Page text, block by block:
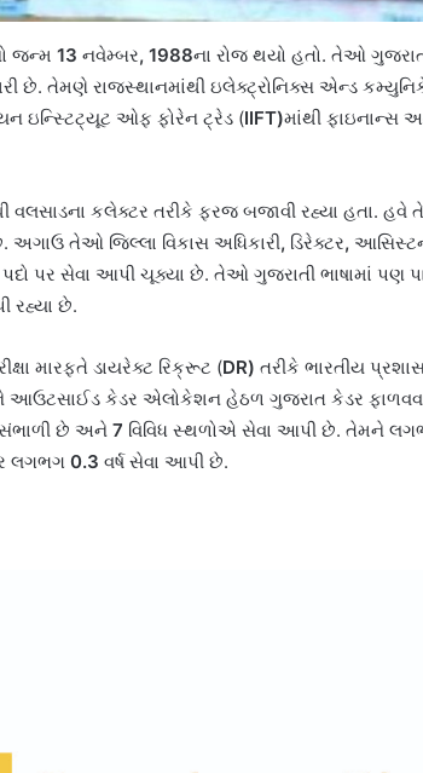
જન્મ 13 નવેમ્બર, 1988ના રોજ થયો હતો. તેઓ
છે. તેમણે રાજસ્થાનમાંથી ઇલેક્ટ્રોનિક્સ એન્ડ
ઇન્સ્ટિટ્યૂટ ઓફ ફોરેન ટ્રેડ (IIFT)માંથી ફાઇનાન્સ
વલસાડના કલેક્ટર તરીકે ફરજ બજાવી રહ્યા હતા. હવે
તેઓ જિલ્લા વિકાસ અધિકારી, ડિરેક્ટર,
પર સેવા આપી ચૂક્યા છે. તેઓ ગુજરાતી ભાષામાં પણ
રહ્યા છે.
મારફતે ડાયરેક્ટ રિક્રૂટ (DR) તરીકે ભારતીય
કેડર એલોકેશન હેઠળ ગુજરાત કેડર
છે અને 7 વિવિધ સ્થળોએ સેવા આપી છે. તેમને
લગભગ 0.3 વર્ષ સેવા આપી છે.